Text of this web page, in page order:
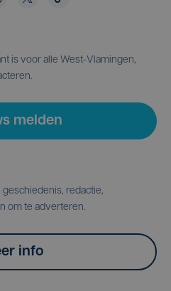
is voor alle West-Vlamingen,
melden
redactie,
om te adverteren.
info